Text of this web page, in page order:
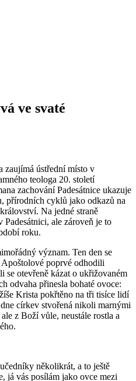
ve svaté
zaujímá ústřední místo v
teologa 20. století
zachování Padesátnice ukazuje
přírodních cyklů jako odkazů na
Na jedné straně
ale zároveň je to
roku.
význam. Ten den se
poprvé odhodili
se otevřeně kázat o ukřižovaném
odvaha přinesla bohaté ovoce:
Krista pokřtěno na tři tisíce lidí
církev stvořená nikoli marnými
z Boží vůle, neustále rostla a
několikrát, a to ještě
já vás posílám jako ovce mezi